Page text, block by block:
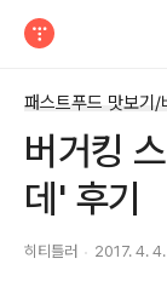
패스트푸드 맛보기/
버거킹
데' 후기
히티틀러 2017. 4.